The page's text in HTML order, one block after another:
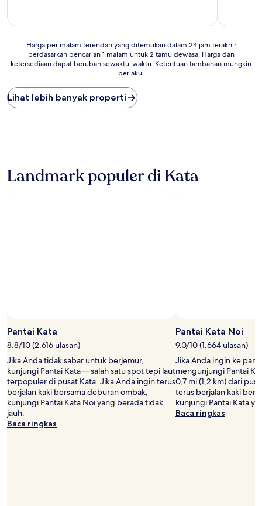
Harga
malam
yang
ditemukan
dalam
1
malam
mungkin
berlaku.
Harga per malam terendah yang ditemukan dalam 24 jam terakhir
berdasarkan pencarian 1 malam untuk 2 tamu dewasa. Harga dan
ketersediaan dapat berubah sewaktu-waktu. Ketentuan tambahan mungkin
berlaku.
Lihat lebih banyak properti
Landmark populer di Kata
Pantai Kata
8.8/10 (2.616 ulasan)
Jika Anda tidak sabar untuk berjemur,
kunjungi Pantai Kata— salah satu spot tepi laut
terpopuler di pusat Kata. Jika Anda ingin terus
berjalan kaki bersama deburan ombak,
kunjungi Pantai Kata Noi yang berada tidak
jauh.
Baca ringkas
Pantai Kata Noi
9.0/10 (1.664 ulasan)
Jika Anda ingin ke
mengunjungi Pantai
0,7 mi (1,2 km) dari
terus berjalan kaki
kunjungi Pantai Kata
Baca ringkas